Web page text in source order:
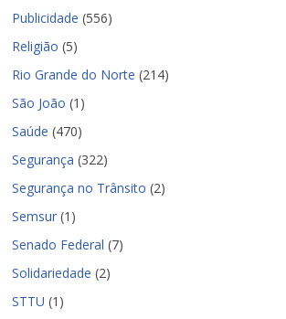
Publicidade (556)
Religião (5)
Rio Grande do Norte (214)
São João (1)
Saúde (470)
Segurança (322)
Segurança no Trânsito (2)
Semsur (1)
Senado Federal (7)
Solidariedade (2)
STTU (1)